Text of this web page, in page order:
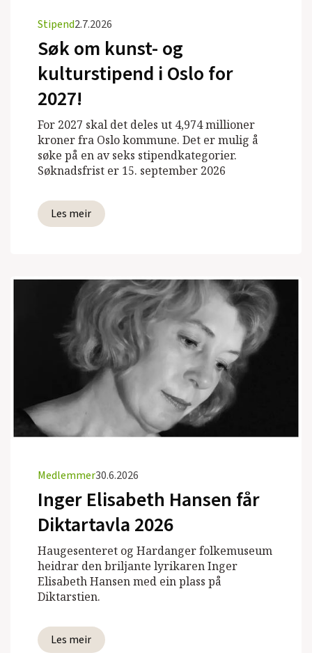
Stipend2.7.2026
Søk om kunst- og
kulturstipend i Oslo for
2027!
For 2027 skal det deles ut 4,974 millioner
kroner fra Oslo kommune. Det er mulig å
søke på en av seks stipendkategorier.
Søknadsfrist er 15. september 2026
Les meir
Medlemmer30.6.2026
Inger Elisabeth Hansen får
Diktartavla 2026
Haugesenteret og Hardanger folkemuseum
heidrar den briljante lyrikaren Inger
Elisabeth Hansen med ein plass på
Diktarstien.
Les meir